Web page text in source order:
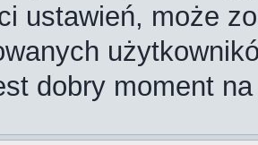
ustawień, może
dobry moment